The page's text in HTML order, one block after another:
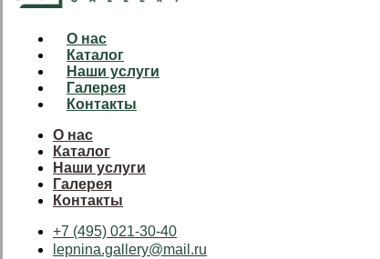
О нас
Каталог
Наши услуги
Галерея
Контакты
О нас
Каталог
Наши услуги
Галерея
Контакты
+7 (495) 021-30-40
lepnina.gallery@mail.ru